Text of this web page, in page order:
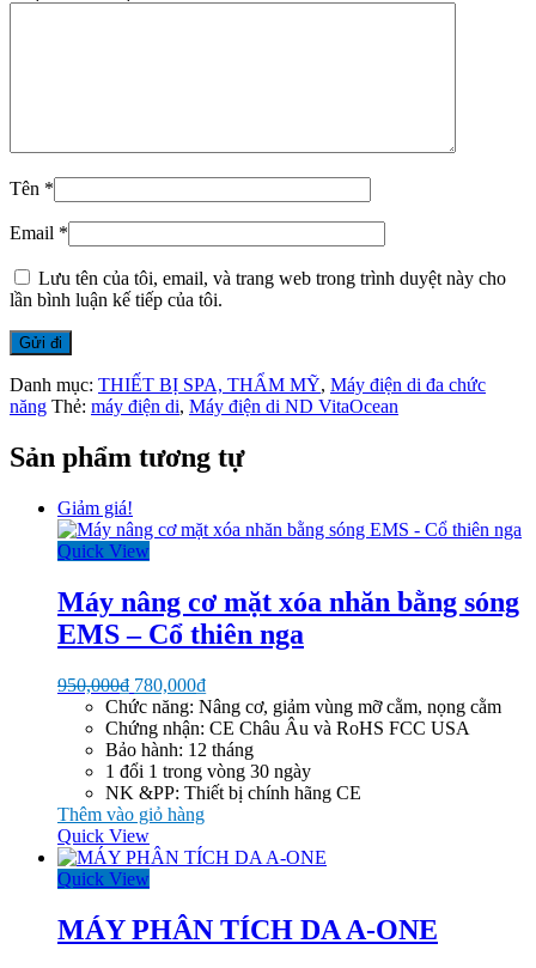
Tên *
Email *
Lưu tên của tôi, email, và trang web trong trình duyệt này cho
lần bình luận kế tiếp của tôi.
Danh mục: THIẾT BỊ SPA, THẨM MỸ, Máy điện di đa chức
năng Thẻ: máy điện di, Máy điện di ND VitaOcean
Sản phẩm tương tự
Giảm giá!
Quick View
Máy nâng cơ mặt xóa nhăn bằng sóng
EMS – Cổ thiên nga
950,000₫ Giá
gốc
là:
950,000₫.
780,000₫Giá
hiện
tại
là:
780,000₫.
Chức năng: Nâng cơ, giảm vùng mỡ cằm, nọng cằm
Chứng nhận: CE Châu Âu và RoHS FCC USA
Bảo hành: 12 tháng
1 đổi 1 trong vòng 30 ngày
NK &PP: Thiết bị chính hãng CE
Thêm vào giỏ hàng
Quick View
Quick View
MÁY PHÂN TÍCH DA A-ONE